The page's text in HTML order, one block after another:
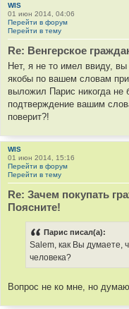
WIS
01 июн 2014, 04:06
Перейти в форум
Перейти в тему
Re: Венгерское
Нет, я не то имел ввиду,
якобы по вашем словам
выложил Парис никогда не
подтверждение вашим
поверит?!
WIS
01 июн 2014, 15:16
Перейти в форум
Перейти в тему
Re: Зачем покупать
Поясните!
Парис писал(а):
Salem, как Вы думаете,
человека?
Вопрос не ко мне, но